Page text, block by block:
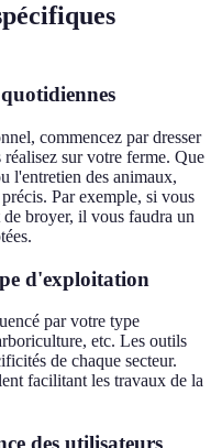
commencez par dresser
sur votre ferme. Que
l'entretien des animaux,
Par exemple, si vous
broyer, il vous faudra un
d'exploitation
par votre type
etc. Les outils
de chaque secteur.
facilitant les travaux de la
des utilisateurs